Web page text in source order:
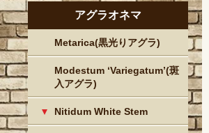
アグラオネマ
Metarica(黒光りアグラ)
Modestum ‘Variegatum’(斑
入アグラ)
Nitidum White Stem